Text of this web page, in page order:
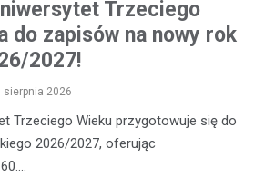
Trzeciego
do zapisów na nowy rok
2027!
sierpnia 2026
Trzeciego Wieku przygotowuje się do
2026/2027, oferując